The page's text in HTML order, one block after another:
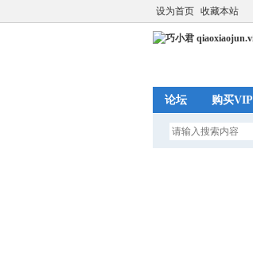
设为首页 收藏本站
论坛 购买VIP